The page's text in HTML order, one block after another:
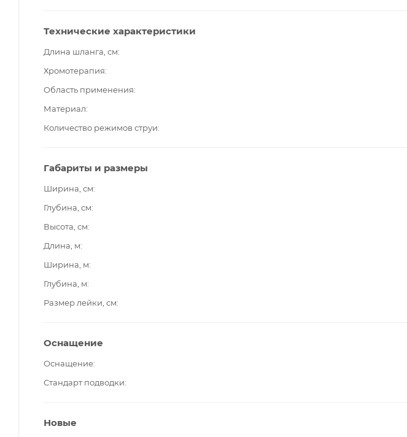
Технические характеристики
Длина шланга, см
Хромотерапия
Область применения
Материал
Количество режимов струи
Габариты и размеры
Ширина, см
Глубина, см
Высота, см
Длина, м
Ширина, м
Глубина, м
Размер лейки, см
Оснащение
Оснащение
Стандарт подводки
Новые